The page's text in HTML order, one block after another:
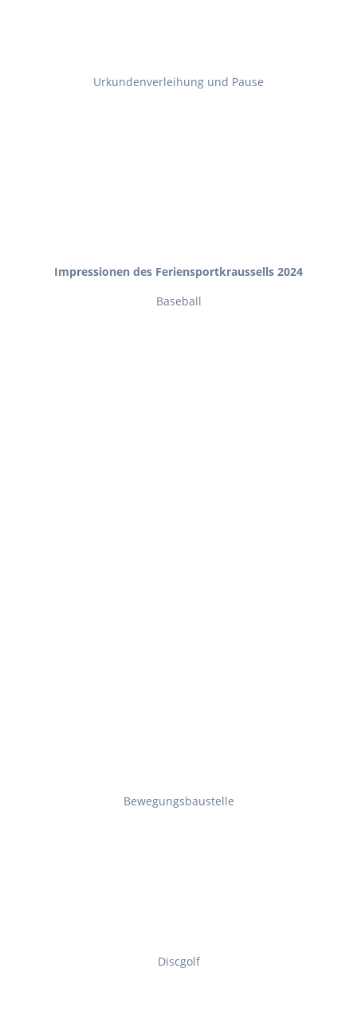
Urkundenverleihung und Pause
Impressionen des Feriensportkraussells 2024
Baseball
Bewegungsbaustelle
Discgolf